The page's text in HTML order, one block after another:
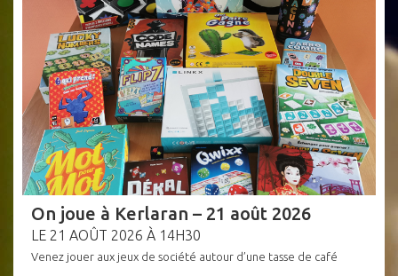
On joue à Kerlaran – 21 août 2026
LE 21 AOÛT 2026 À 14H30
Venez jouer aux jeux de société autour d’une tasse de café